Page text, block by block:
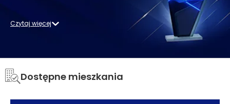
Czytaj więcej
Dostępne mieszkania